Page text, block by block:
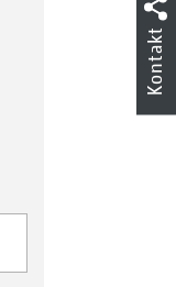
Kontakt